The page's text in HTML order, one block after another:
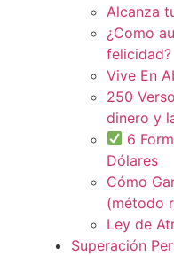
Alcanza
¿Como
felicidad?
Vive En
250
dinero y
6
Dólares
Cómo
(método
Ley de
Superación